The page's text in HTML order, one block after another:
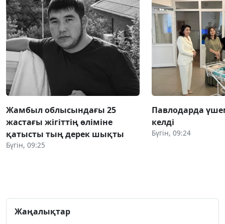
Жамбыл облысындағы 25
жастағы жігіттің өліміне
қатысты тың дерек шықты
Бүгін, 09:25
Павлодарда
келді
Бүгін, 09:24
Жаңалықтар